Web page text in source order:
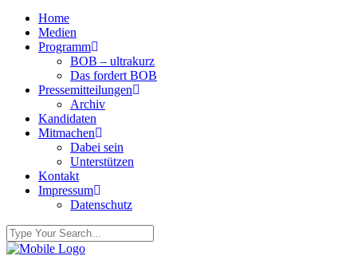
Home
Medien
Programm
BOB – ultrakurz
Das fordert BOB
Pressemitteilungen
Archiv
Kandidaten
Mitmachen
Dabei sein
Unterstützen
Kontakt
Impressum
Datenschutz